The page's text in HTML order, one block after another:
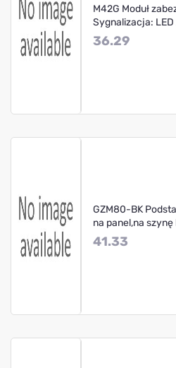
M42G Moduł
Sygnalizacja:
36.29
GZM80-BK
na panel,na
41.33